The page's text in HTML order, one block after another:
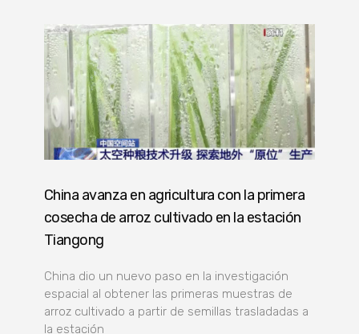
China avanza en agricultura con la primera
cosecha de arroz cultivado en la estación
Tiangong
China dio un nuevo paso en la investigación
espacial al obtener las primeras muestras de
arroz cultivado a partir de semillas trasladadas a
la estación